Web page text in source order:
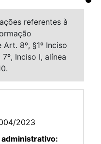
referentes à
8º, §1º Inciso
Inciso I, alínea
2023